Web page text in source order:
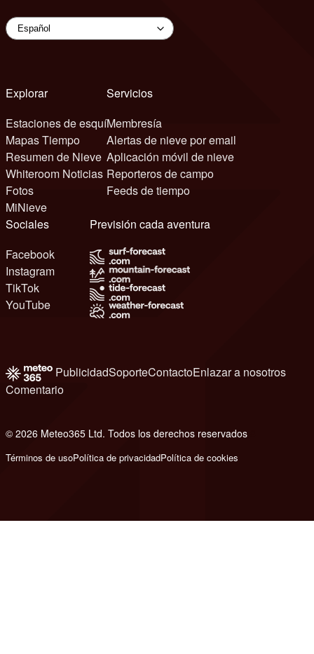
Explorar
Estaciones de esquí
Mapas Tiempo
Resumen de Nieve
Whiteroom Noticias
Fotos
MiNieve
Servicios
Membresía
Alertas de nieve por email
Aplicación móvil de nieve
Reporteros de campo
Feeds de tiempo
Sociales
Facebook
Instagram
TikTok
YouTube
Previsión cada aventura
PublicidadSoporteContactoEnlazar a nosotros
Comentario
© 2026 Meteo365 Ltd. Todos los derechos reservados
Términos de usoPolítica de privacidadPolítica de cookies